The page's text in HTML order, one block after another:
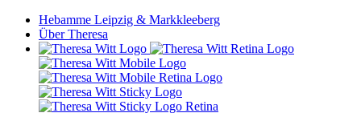
Hebamme Leipzig & Markkleeberg
Über Theresa